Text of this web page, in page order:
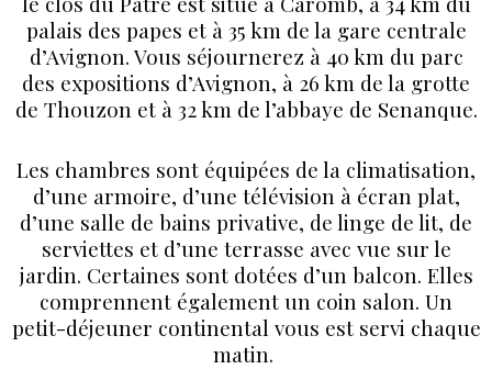
palais des papes et à 35 km de la gare centrale
d’Avignon. Vous séjournerez à 40 km du parc
des expositions d’Avignon, à 26 km de la grotte
de Thouzon et à 32 km de l’abbaye de Senanque.
Les chambres sont équipées de la climatisation,
d’une armoire, d’une télévision à écran plat,
d’une salle de bains privative, de linge de lit, de
serviettes et d’une terrasse avec vue sur le
jardin. Certaines sont dotées d’un balcon. Elles
comprennent également un coin salon. Un
petit-déjeuner continental vous est servi chaque
matin.